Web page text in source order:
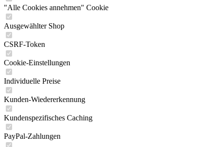
"Alle Cookies annehmen" Cookie
Ausgewählter Shop
CSRF-Token
Cookie-Einstellungen
Individuelle Preise
Kunden-Wiedererkennung
Kundenspezifisches Caching
PayPal-Zahlungen